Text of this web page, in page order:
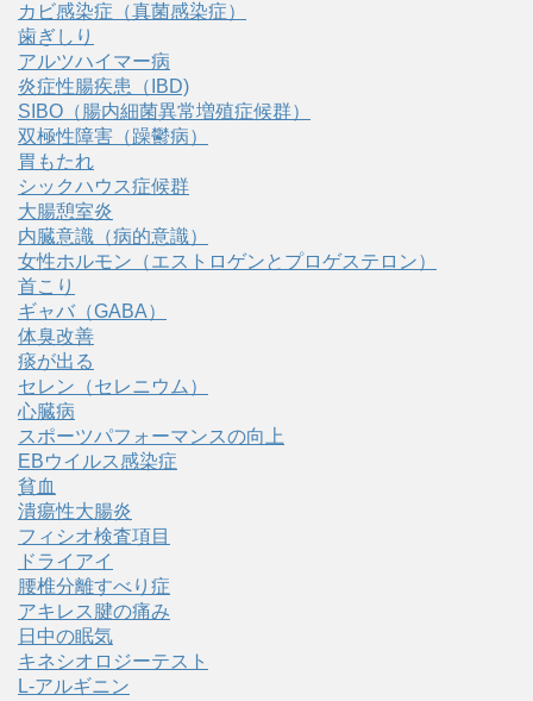
カビ感染症（真菌感染症）
歯ぎしり
アルツハイマー病
炎症性腸疾患（IBD)
SIBO（腸内細菌異常増殖症候群）
双極性障害（躁鬱病）
胃もたれ
シックハウス症候群
大腸憩室炎
内臓意識（病的意識）
女性ホルモン（エストロゲンとプロゲステロン）
首こり
ギャバ（GABA）
体臭改善
痰が出る
セレン（セレニウム）
心臓病
スポーツパフォーマンスの向上
EBウイルス感染症
貧血
潰瘍性大腸炎
フィシオ検査項目
ドライアイ
腰椎分離すべり症
アキレス腱の痛み
日中の眠気
キネシオロジーテスト
L-アルギニン